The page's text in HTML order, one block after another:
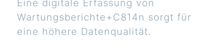
Eine digitale Erfassung von
Wartungsberichte+C814n sorgt für
eine höhere Datenqualität.